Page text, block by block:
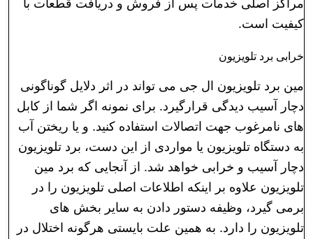
مراکز اصلی خدمات پس از فروش و دریافت قطعات با
کیفیت است.
خرابی برد تلویزیون
مین برد تلویزیون ال جی می تواند در اثر دلایل گوناگونی
دچار آسیب دیدگی قرارگیرد. برای نمونه اگر شما از کابل
های نامرغوب جهت اتصالات استفاده کنید. و یا ریختن آب
به دستگاه تلویزیون یا مواردی از این دست، برد تلویزیون
دچار آسیب و خرابی خواهد شد. از آنجایی که برد مین
تلویزیون علاوه بر اینکه اطلاعات اصلی تلویزیون را در
برمی گیرد، وظیفه دستور دادن به سایر بخش های
تلویزیون را دارد. به همین علت بایستی هرگونه اختلال در